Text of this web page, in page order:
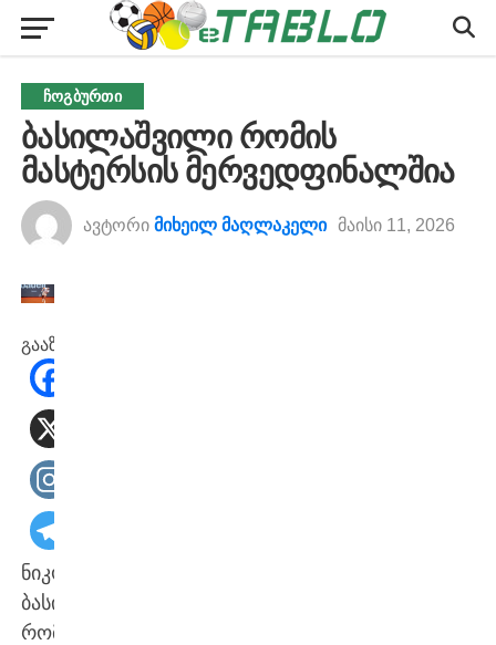
ᲩᲝᲒᲑᲣᲠᲗᲘ
ბასილაშვილი რომის
მასტერსის მერვედფინალშია
ავტორი მიხეილ მაღლაკელი მაისი 11, 2026
გააზიარეთ
ნიკოლოზ
ბასილაშვილი
რომის